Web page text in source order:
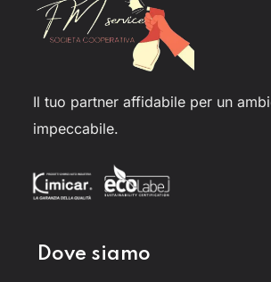
Il tuo partner affidabile per un
impeccabile.
Dove siamo